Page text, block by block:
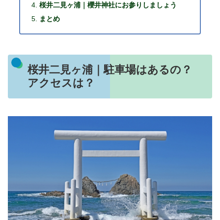
桜井二見ヶ浦｜櫻井神社にお参りしましょう
まとめ
桜井二見ヶ浦｜駐車場はあるの？
アクセスは？